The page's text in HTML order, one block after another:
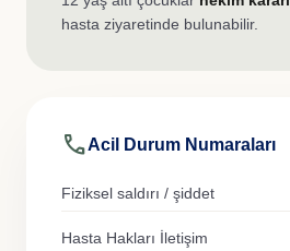
hasta ziyaretinde bulunabilir.
callAcil Durum Numaraları
Fiziksel saldırı / şiddet
Hasta Hakları İletişim